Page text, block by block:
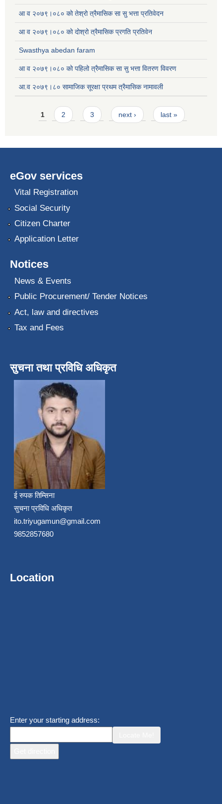
आ व २०७९।०८० को तेश्रो त्रैमासिक सा सु भत्ता प्रतिवेदन
आ व २०७९।०८० को दोश्रो त्रैमासिक प्रगति प्रतिवेन
Swasthya abedan faram
आ व २०७९।०८० को पहिलो त्रैमासिक सा सु भत्ता वितरण विवरण
आ.व २०७९।८० सामाजिक सूरक्षा प्रथम त्रैमासिक नामावली
Pages
1 2 3 next › last »
eGov services
Vital Registration
Social Security
Citizen Charter
Application Letter
Notices
News & Events
Public Procurement/ Tender Notices
Act, law and directives
Tax and Fees
सुचना तथा प्रविधि अधिकृत
ई रुपक तिम्सिना
सुचना प्रविधि अधिकृत
ito.triyugamun@gmail.com
9852857680
Location
Enter your starting address: